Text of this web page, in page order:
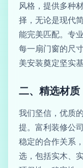
风格，提供多种
择，无论是现代
能完美匹配。专
每一扇门窗的尺
美安装奠定坚实基
二、精选材
我们坚信，优质
提。富利装修公
稳定的合作关系
选，包括实木、